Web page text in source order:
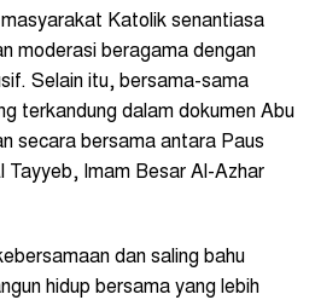
Katolik senantiasa
moderasi beragama dengan
Selain itu, bersama-sama
terkandung dalam dokumen Abu
secara bersama antara Paus
Tayyeb, Imam Besar Al-Azhar
dan saling bahu
hidup bersama yang lebih